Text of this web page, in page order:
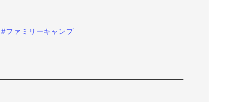
#ファミリーキャンプ